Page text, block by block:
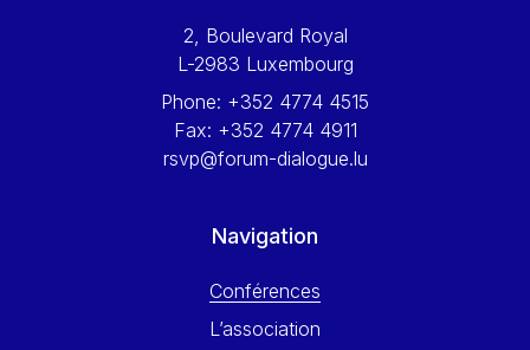
Wolfgang Ketterle
Yossi Beillin
Yves FRANCHET
2, Boulevard Royal
L-2983 Luxembourg
Phone: +352 4774 4515
Fax: +352 4774 4911
rsvp@forum-dialogue.lu
Navigation
Conférences
L’association